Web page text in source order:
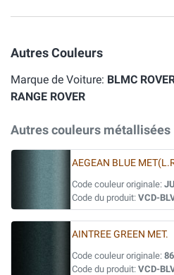
Autres Couleurs
Marque de Voiture: BLMC
RANGE ROVER
Autres couleurs métallisées
AEGEAN BLUE
Code couleur originale:
Code du produit: VCD-
AINTREE GREEN MET.
Code couleur originale:
Code du produit: VCD-